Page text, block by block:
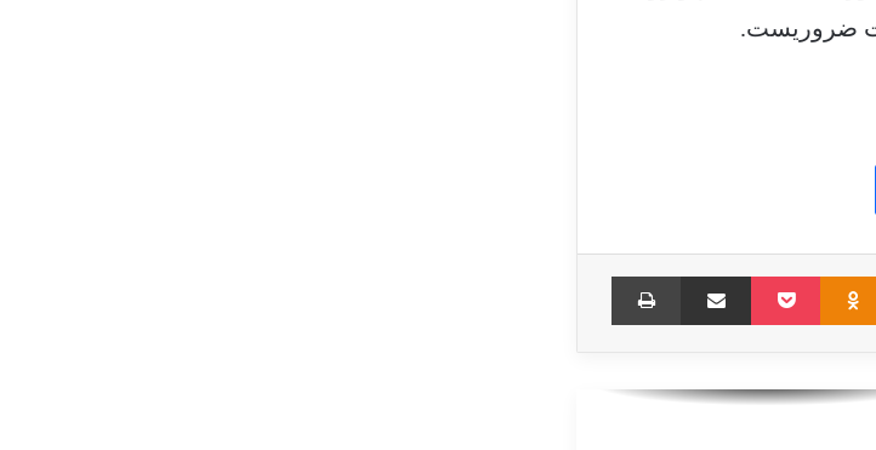
ضروریست.
‫Odnoklassniki
پاکت اشتراک گذاری از طریق ایمیل چاپ